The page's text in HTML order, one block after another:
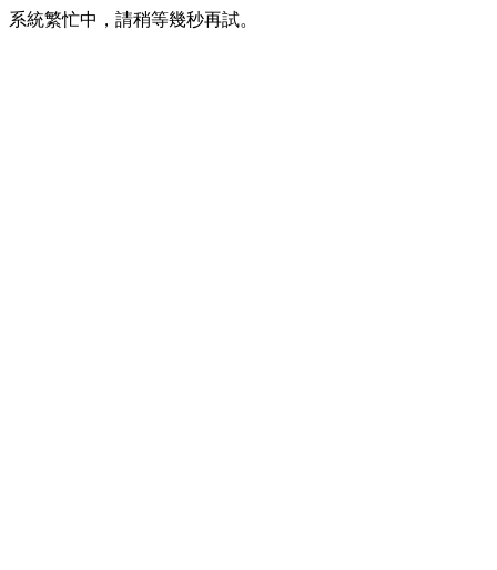
系統繁忙中，請稍等幾秒再試。